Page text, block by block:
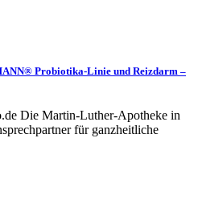
Probiotika-Linie und Reizdarm –
Die Martin-Luther-Apotheke in
für ganzheitliche